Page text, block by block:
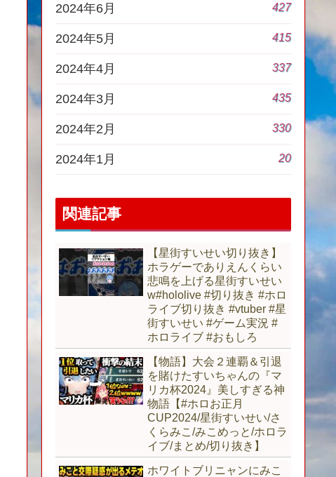
2024年6月 427
2024年5月 415
2024年4月 337
2024年3月 435
2024年2月 330
2024年1月 20
関連記事
【星街すいせい切り抜き】
ホラゲーでありえんくらい
悲鳴を上げる星街すいせい
w#hololive #切り抜き #ホロ
ライブ切り抜き #vtuber #星
街すいせい #ゲーム実況 #
ホロライブ #おもしろ
【物語】大会２連覇＆引退
を賭けたすいちゃんの『マ
リカ杯2024』美しすぎる神
物語【#ホロお正月
CUP2024/星街すいせい/さ
くらみこ/みこめっと/ホロラ
イブ/まとめ/切り抜き】
ホワイトブリニャンにみこ